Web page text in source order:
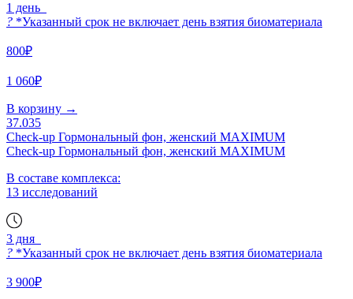
1 день
? *Указанный срок не включает день взятия биоматериала
800₽
1 060₽
В корзину →
37.035
Check-up Гормональный фон, женский MAXIMUM
Check-up Гормональный фон, женский MAXIMUM
В составе комплекса:
13 исследований
3 дня
? *Указанный срок не включает день взятия биоматериала
3 900₽